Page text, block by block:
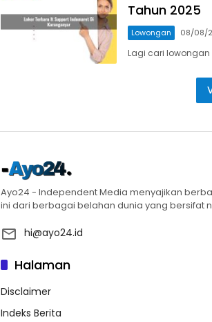
Tahun 2025
Lowongan 08/08/
Lagi cari lowongan
Ayo24 - Independent Media menyajikan
ini dari berbagai belahan dunia yang bersifat
hi@ayo24.id
Halaman
Disclaimer
Indeks Berita